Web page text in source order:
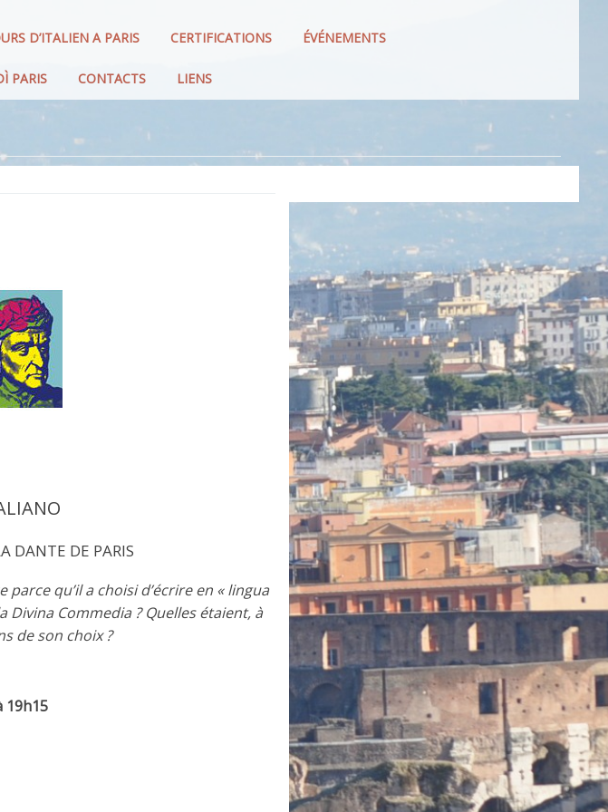
D’ITALIEN A PARIS CERTIFICATIONS ÉVÉNEMENTS
PARIS CONTACTS LIENS
DANTE DE PARIS
qu’il a choisi d’écrire en « lingua
Divina Commedia ? Quelles étaient, à
de son choix ?
19h15